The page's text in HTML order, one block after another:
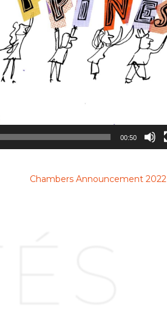
00:50
Chambers Announcement 2022